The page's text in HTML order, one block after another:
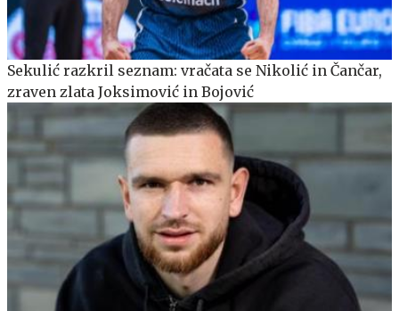
Sekulić razkril seznam: vračata se Nikolić in Čančar,
zraven zlata Joksimović in Bojović